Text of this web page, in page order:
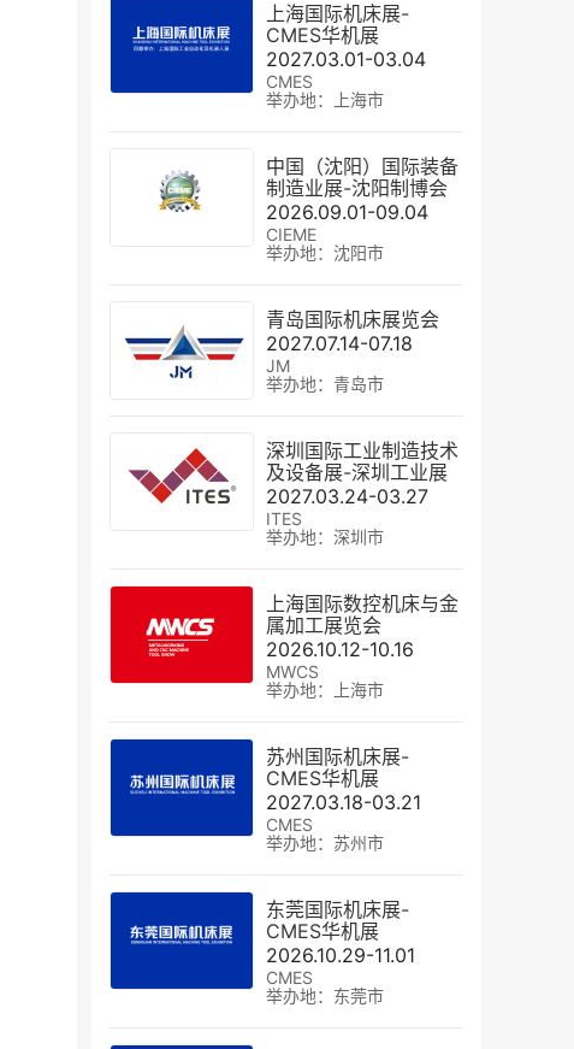
上海国际机床展-
CMES华机展
2027.03.01-03.04
CMES
举办地：上海市
中国（沈阳）国际装备
制造业展-沈阳制博会
2026.09.01-09.04
CIEME
举办地：沈阳市
青岛国际机床展览会
2027.07.14-07.18
JM
举办地：青岛市
深圳国际工业制造技术
及设备展-深圳工业展
2027.03.24-03.27
ITES
举办地：深圳市
上海国际数控机床与金
属加工展览会
2026.10.12-10.16
MWCS
举办地：上海市
苏州国际机床展-
CMES华机展
2027.03.18-03.21
CMES
举办地：苏州市
东莞国际机床展-
CMES华机展
2026.10.29-11.01
CMES
举办地：东莞市